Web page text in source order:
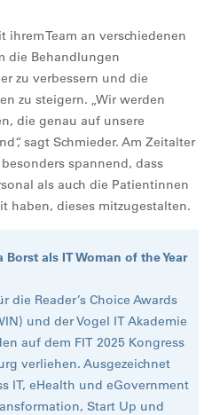
Team an verschiedenen
die Behandlungen
zu verbessern und die
zu steigern. „Wir werden
die genau auf unsere
sagt Schmieder. Am Zeitalter
spannend, dass
als auch die Patientinnen
haben, dieses mitzugestalten.
als IT Woman of the Year
die Reader’s Choice Awards
und der Vogel IT Akademie
auf dem FIT 2025 Kongress
verliehen. Ausgezeichnet
IT, eHealth und eGovernment
Start Up und